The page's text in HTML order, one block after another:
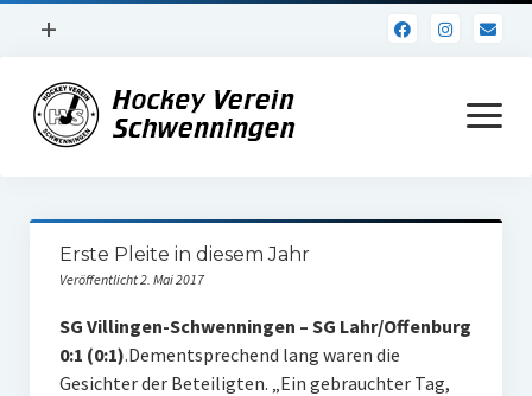
Menü
+
Impressum
Datenschutz
Menü
öffnen
Verein
Daten und Fakten
Vereinsheim
Erste Pleite in diesem Jahr
Veröffentlicht 2. Mai 2017
SG Villingen-Schwenningen – SG Lahr/Offenburg
0:1 (0:1).Dementsprechend lang waren die
Gesichter der Beteiligten. „Ein gebrauchter Tag,